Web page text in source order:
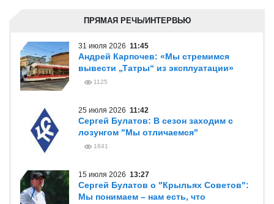
ПРЯМАЯ РЕЧЬ/ИНТЕРВЬЮ
31 июля 2026 11:45
Андрей Карпочев: «Мы стремимся
вывести „Татры“ из эксплуатации»
1125
25 июля 2026 11:42
Сергей Булатов: В сезон заходим с
лозунгом "Мы отличаемся"
1841
15 июля 2026 13:27
Сергей Булатов о "Крыльях Советов":
Мы понимаем – нам есть, что